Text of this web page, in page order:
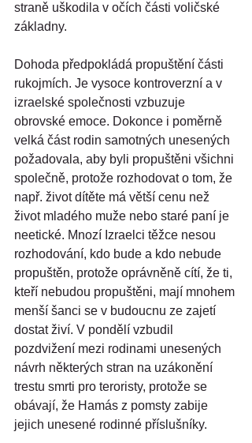
straně uškodila v očích části voličské
základny.
Dohoda předpokládá propuštění části
rukojmích. Je vysoce kontroverzní a v
izraelské společnosti vzbuzuje
obrovské emoce. Dokonce i poměrně
velká část rodin samotných unesených
požadovala, aby byli propuštěni všichni
společně, protože rozhodovat o tom, že
např. život dítěte má větší cenu než
život mladého muže nebo staré paní je
neetické. Mnozí Izraelci těžce nesou
rozhodování, kdo bude a kdo nebude
propuštěn, protože oprávněně cítí, že ti,
kteří nebudou propuštěni, mají mnohem
menší šanci se v budoucnu ze zajetí
dostat živí. V pondělí vzbudil
pozdvižení mezi rodinami unesených
návrh některých stran na uzákonění
trestu smrti pro teroristy, protože se
obávají, že Hamás z pomsty zabije
jejich unesené rodinné příslušníky.